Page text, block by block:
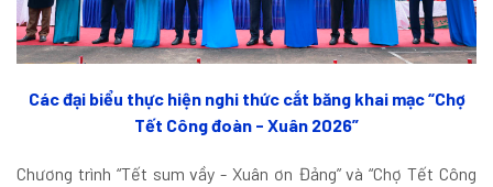
Các đại biểu thực hiện nghi thức cắt băng khai mạc “Chợ
Tết Công đoàn - Xuân 2026”
Chương trình “Tết sum vầy - Xuân ơn Đảng” và “Chợ Tết Công